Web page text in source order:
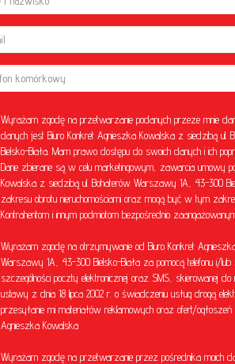
Wyrażam zgodę na przetwarzanie podanych przeze mnie
danych jest Biuro Konkret Agnieszka Kowalska z siedzibą
Bielsko-Biała. Mam prawo dostępu do swoich danych i ich
Dane zbierane są w celu marketingowym, zawarcia umowy
Kowalska z siedzibą ul. Bohaterów Warszawy 1A, 43-300
zakresu obrotu nieruchomościami oraz mogą być w tym
Kontrahentom i innym podmiotom bezpośrednio
Wyrażam zgodę na otrzymywanie od Biuro Konkret
Warszawy 1A, 43-300 Bielsko-Biała za pomocą telefonu i/
szczególności poczty elektronicznej oraz SMS, skierowanej
ustawy z dnia 18 lipca 2002 r. o świadczeniu usług drogą
przesyłanie mi materiałów reklamowych oraz ofert/ogłoszeń
Agnieszka Kowalska
Wyrażam zgodę na przetwarzanie przez pośrednika moich